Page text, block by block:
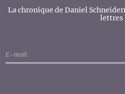
La chronique de Daniel
lettres